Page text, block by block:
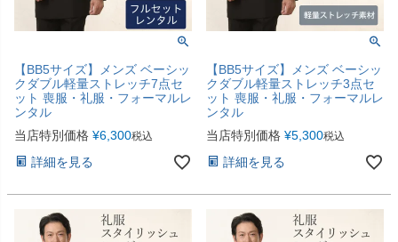
【BB5サイズ】メンズ ベーシッ
クダブル軽量ストレッチ7点セ
ット 喪服・礼服・フォーマルレ
ンタル
当店特別価格 ¥6,300税込
詳細を見る
【BB5サイズ】メンズ ベーシッ
クダブル軽量ストレッチ3点セ
ット 喪服・礼服・フォーマルレ
ンタル
当店特別価格 ¥5,300税込
詳細を見る